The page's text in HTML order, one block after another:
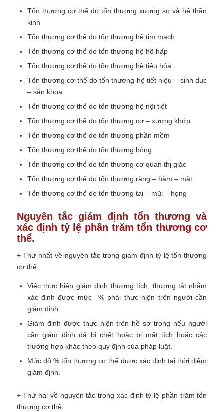
Tổn thương cơ thể do tổn thương xương sọ và hệ thần
kinh
Tổn thương cơ thể do tổn thương hệ tim mạch
Tổn thương cơ thể do tổn thương hệ hô hấp
Tổn thương cơ thể do tổn thương hệ tiêu hóa
Tổn thương cơ thể do tổn thương hệ tiết niệu – sinh dục
– sản khoa
Tổn thương cơ thể do tổn thương hệ nội tiết
Tổn thương cơ thể do tổn thương cơ – xương khớp
Tổn thương cơ thể do tổn thương phần mềm
Tổn thương cơ thể do tổn thương bỏng
Tổn thương cơ thể do tổn thương cơ quan thị giác
Tổn thương cơ thể do tổn thương răng – hàm – mặt
Tổn thương cơ thể do tổn thương tai – mũi – họng
Nguyên tắc giám định tổn thương và
xác định tỷ lệ phần trăm tổn thương cơ
thể.
+ Thứ nhất về nguyên tắc trong giám định tỷ lệ tổn thương
cơ thể
Việc thực hiện giám định thương tích, thương tật nhằm
xác định được mức % phải thực hiện trên người cần
giám định.
Giám định được thực hiện trên hồ sơ trong nếu người
cần giám định đã bị chết hoặc bị mất tích hoặc các
trường hợp khác theo quy định của pháp luật.
Mức độ % tổn thương cơ thể được xác định tại thời điểm
giám định.
+ Thứ hai về nguyên tắc trong xác định tỷ lệ phần trăm tổn
thương cơ thể